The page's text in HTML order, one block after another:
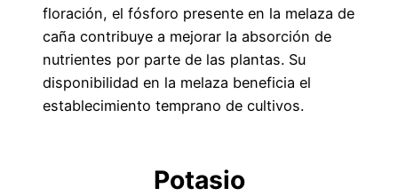
floración, el fósforo presente en la melaza de
caña contribuye a mejorar la absorción de
nutrientes por parte de las plantas. Su
disponibilidad en la melaza beneficia el
establecimiento temprano de cultivos.
Potasio